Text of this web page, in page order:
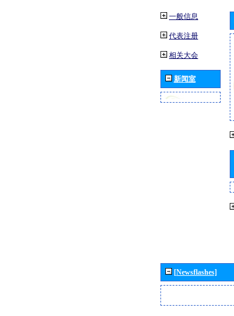
一般信息
代表注册
相关大会
新闻室
[Newsflashes]